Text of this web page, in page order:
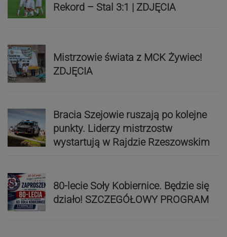
Rekord – Stal 3:1 | ZDJĘCIA
Mistrzowie świata z MCK Żywiec!
ZDJĘCIA
Bracia Szejowie ruszają po kolejne
punkty. Liderzy mistrzostw
wystartują w Rajdzie Rzeszowskim
80-lecie Soły Kobiernice. Będzie się
działo! SZCZEGÓŁOWY PROGRAM